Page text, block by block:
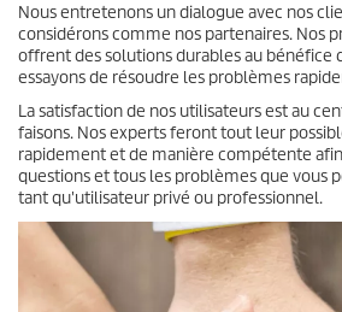
Nous entretenons un dialogue avec nos
considérons comme nos partenaires. Nos
offrent des solutions durables au bénéfice
essayons de résoudre les problèmes
La satisfaction de nos utilisateurs est au
faisons. Nos experts feront tout leur
rapidement et de manière compétente
questions et tous les problèmes que vous
tant qu'utilisateur privé ou professionnel.